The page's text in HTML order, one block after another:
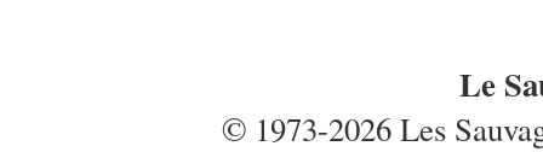
Le
© 1973-2026 Les